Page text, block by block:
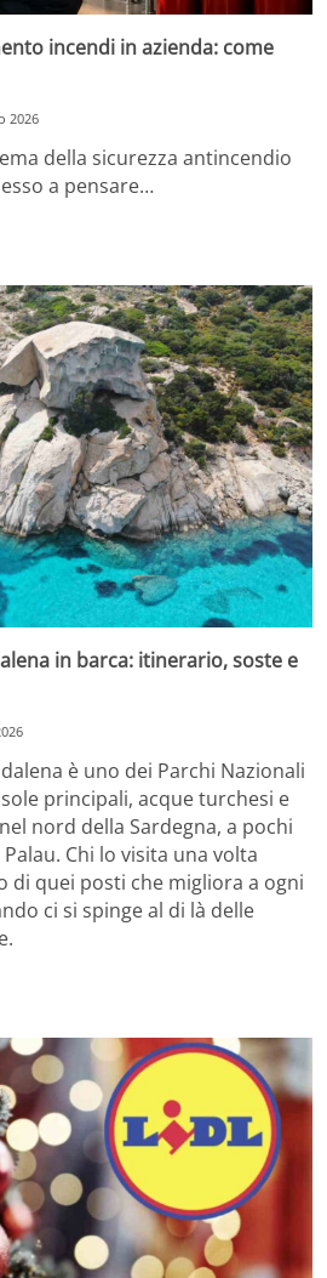
incendi in azienda: come
2026
della sicurezza antincendio
a pensare…
in barca: itinerario, soste e
è uno dei Parchi Nazionali
principali, acque turchesi e
nord della Sardegna, a pochi
Chi lo visita una volta
di quei posti che migliora a ogni
ci si spinge al di là delle